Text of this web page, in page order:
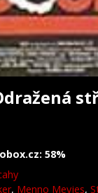
58%
, Menno Meyjes,